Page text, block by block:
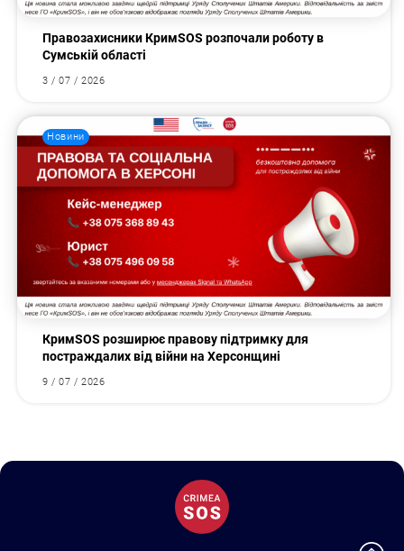
Правозахисники КримSOS розпочали роботу в
Сумській області
3 / 07 / 2026
Новини
КримSOS розширює правову підтримку для
постраждалих від війни на Херсонщині
9 / 07 / 2026